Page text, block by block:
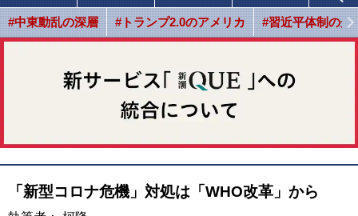
#中東動乱の深層 #トランプ2.0のアメリカ #習近平体制の光
「新型コロナ危機」対処は「WHO改革」から